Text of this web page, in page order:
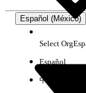
Español (México)
Select Org
Español
中文（简体）